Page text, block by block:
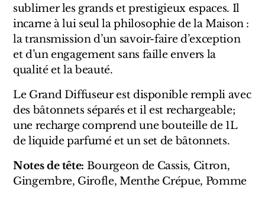
sublimer les grands et prestigieux espaces. Il
incarne à lui seul la philosophie de la Maison :
la transmission d’un savoir-faire d’exception
et d’un engagement sans faille envers la
qualité et la beauté.
Le Grand Diffuseur est disponible rempli avec
des bâtonnets séparés et il est rechargeable;
une recharge comprend une bouteille de 1L
de liquide parfumé et un set de bâtonnets.
Notes de tête: Bourgeon de Cassis, Citron,
Gingembre, Girofle, Menthe Crépue, Pomme
Marques Suisses
Créateur Olfactif Genève
Pernoire
Sam William
Marques Néerlandaises
Pure Distance
Marques Anglaises